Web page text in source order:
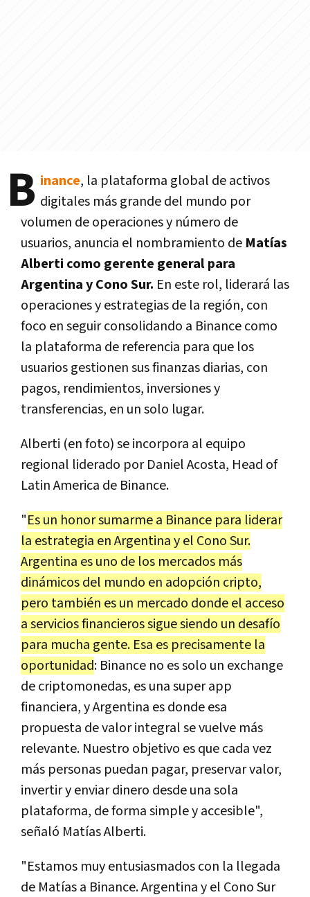
B inance, la plataforma global de activos
digitales más grande del mundo por
volumen de operaciones y número de
usuarios, anuncia el nombramiento de Matías
Alberti como gerente general para
Argentina y Cono Sur. En este rol, liderará las
operaciones y estrategias de la región, con
foco en seguir consolidando a Binance como
la plataforma de referencia para que los
usuarios gestionen sus finanzas diarias, con
pagos, rendimientos, inversiones y
transferencias, en un solo lugar.
Alberti (en foto) se incorpora al equipo
regional liderado por Daniel Acosta, Head of
Latin America de Binance.
"Es un honor sumarme a Binance para liderar
la estrategia en Argentina y el Cono Sur.
Argentina es uno de los mercados más
dinámicos del mundo en adopción cripto,
pero también es un mercado donde el acceso
a servicios financieros sigue siendo un desafío
para mucha gente. Esa es precisamente la
oportunidad: Binance no es solo un exchange
de criptomonedas, es una super app
financiera, y Argentina es donde esa
propuesta de valor integral se vuelve más
relevante. Nuestro objetivo es que cada vez
más personas puedan pagar, preservar valor,
invertir y enviar dinero desde una sola
plataforma, de forma simple y accesible",
señaló Matías Alberti.
"Estamos muy entusiasmados con la llegada
de Matías a Binance. Argentina y el Cono Sur